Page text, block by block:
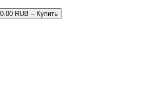
RUB – Купить